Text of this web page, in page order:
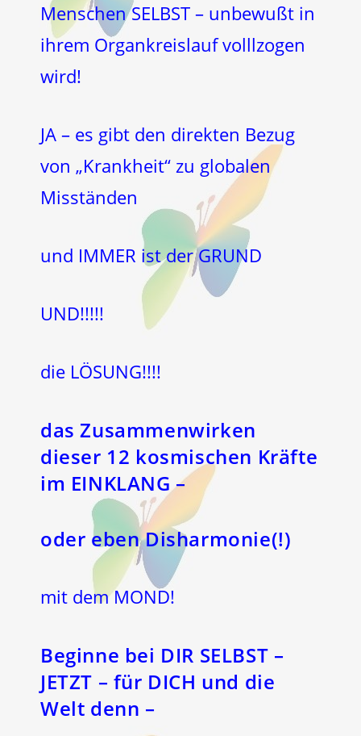
Menschen SELBST – unbewußt in
ihrem Organkreislauf volllzogen
wird!
JA – es gibt den direkten Bezug
von „Krankheit“ zu globalen
Misständen
und IMMER ist der GRUND
UND!!!!!
die LÖSUNG!!!!
das Zusammenwirken
dieser 12 kosmischen Kräfte
im EINKLANG –
oder eben Disharmonie(!)
mit dem MOND!
Beginne bei DIR SELBST –
JETZT – für DICH und die
Welt denn –